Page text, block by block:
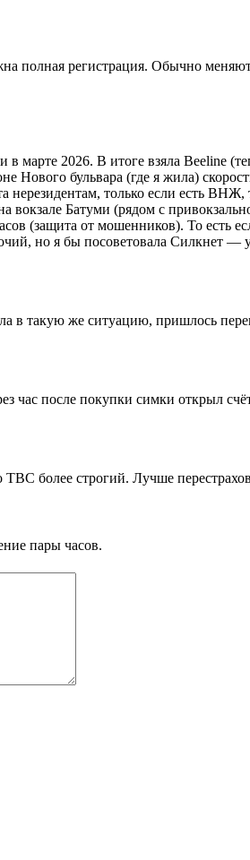
регистрация. Обычно
марте 2026. В итоге взяла Beeline
бульвара (где я жила)
только если есть
вокзале Батуми (рядом с
(защита от мошенников). То есть
но я бы посоветовала Силкнет
в такую же ситуацию, пришлось
час после покупки симки открыл
более строгий. Лучше
пары часов.